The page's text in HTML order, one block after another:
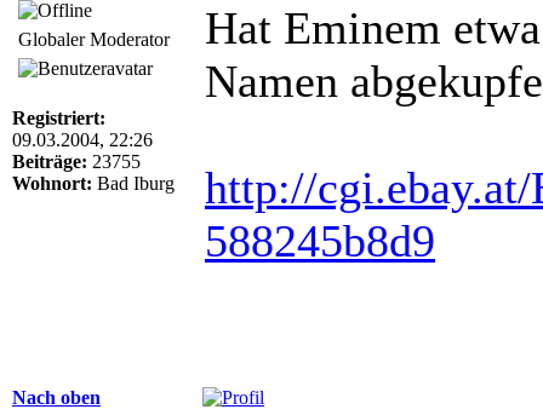
Globaler Moderator
Registriert:
09.03.2004, 22:26
Beiträge: 23755
Wohnort: Bad Iburg
Hat Eminem
Namen
http://
588245b8d9
Nach oben